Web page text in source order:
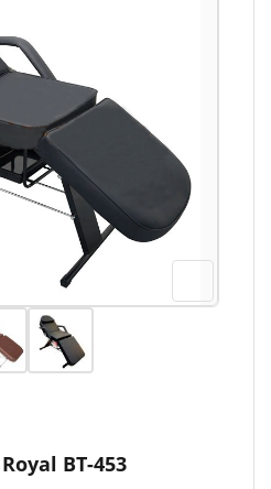
BT-453